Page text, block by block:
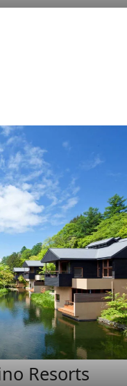
Resorts